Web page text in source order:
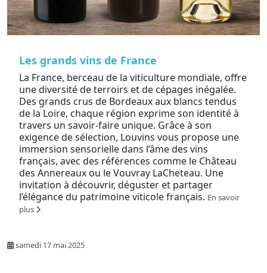
Les grands vins de France
La France, berceau de la viticulture mondiale, offre
une diversité de terroirs et de cépages inégalée.
Des grands crus de Bordeaux aux blancs tendus
de la Loire, chaque région exprime son identité à
travers un savoir-faire unique. Grâce à son
exigence de sélection, Louvins vous propose une
immersion sensorielle dans l’âme des vins
français, avec des références comme le Château
des Annereaux ou le Vouvray LaCheteau. Une
invitation à découvrir, déguster et partager
l’élégance du patrimoine viticole français. En savoir
plus
samedi 17 mai 2025